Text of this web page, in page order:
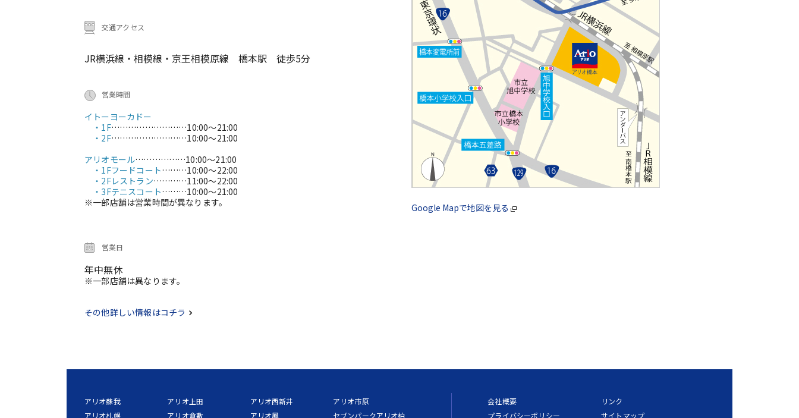
交通アクセス
JR横浜線・相模線・京王相模原線 橋本駅 徒歩5分
営業時間
イトーヨーカドー
・1F………………………10:00～21:00
・2F………………………10:00～21:00
アリオモール………………10:00～21:00
・1Fフードコート………10:00～22:00
・2Fレストラン…………11:00～22:00
・3Fテニスコート………10:00～21:00
※一部店舗は営業時間が異なります。
営業日
年中無休
※一部店舗は異なります。
その他詳しい情報はコチラ
Google Mapで地図を見る
アリオ蘇我
アリオ札幌
アリオ上田
アリオ倉敷
アリオ西新井
アリオ鳳
アリオ市原
セブンパークアリオ柏
会社概要
プライバシーポリシー
リンク
サイトマップ